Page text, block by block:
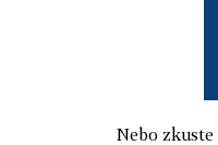
Nebo zkuste